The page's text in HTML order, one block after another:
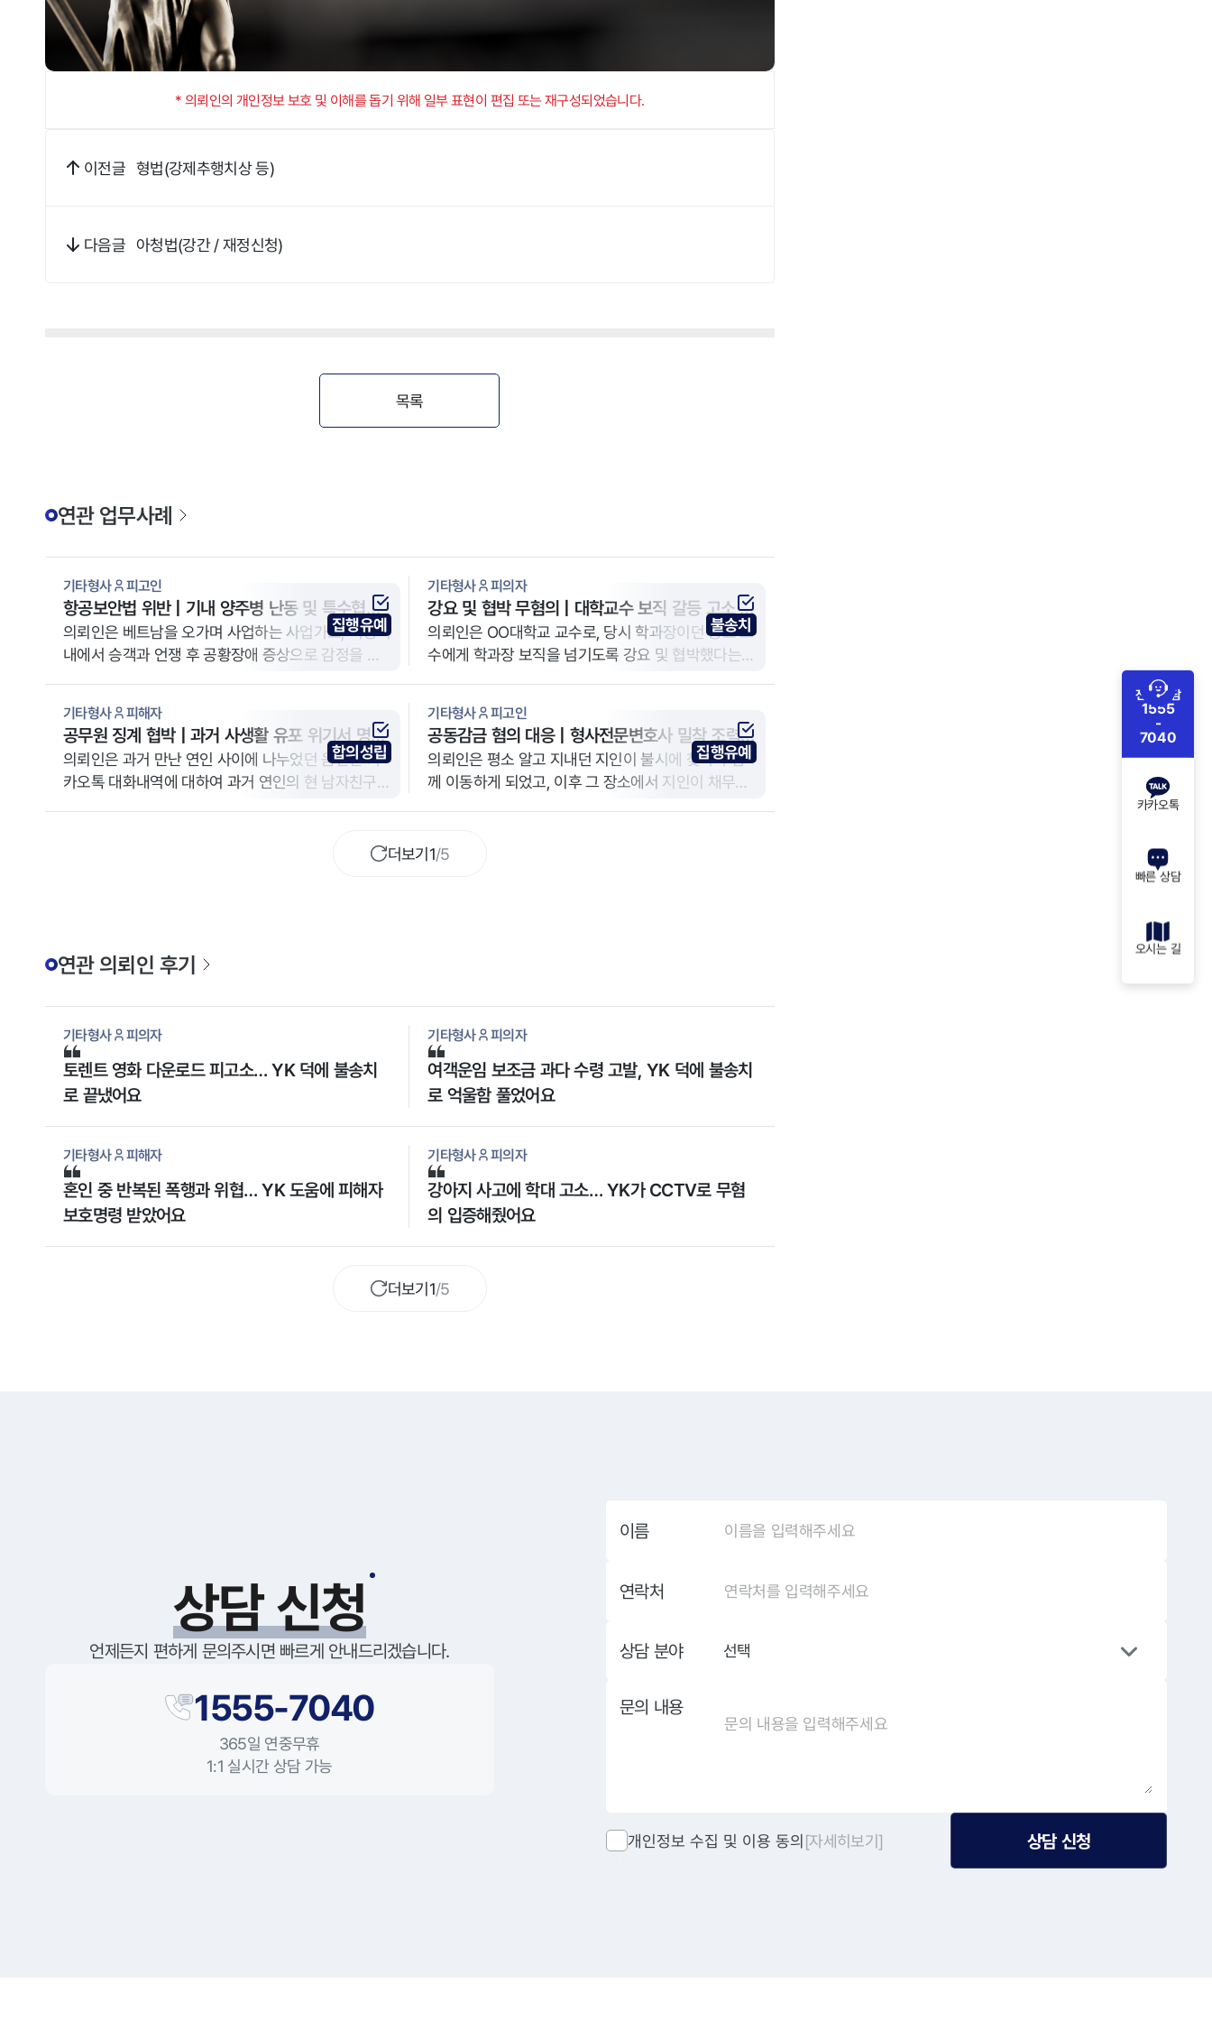
전화 상담
1555
-
7040
카카오톡
빠른 상담
오시는 길
* 의뢰인의 개인정보 보호 및 이해를 돕기 위해 일부 표현이 편집 또는 재구성되었습니다.
이전글 형법(강제추행치상 등)
다음글 아청법(강간 / 재정신청)
목록
연관 업무사례
기타형사 피고인
항공보안법 위반 | 기내 양주병 난동 및 특수협박
위기, 실형 면하고 선처 이끈 사례
의뢰인은 베트남을 오가며 사업하는 사업가로, 비행기
내에서 승객과 언쟁 후 공황장애 증상으로 감정을 제
에 어떻게 대응해야할지 알 수 없었던 의뢰인은 재판
을 앞두고 법무법인 YK 대구 분사무소를 방문하였습
니다.
집행유예
기타형사 피의자
강요 및 협박 무혐의 | 대학교수 보직 갈등 고소 사
건, 형사전문변호사 조력으로 불송치 결정
의뢰인은 OO대학교 교수로, 당시 학과장이던 동료 교
수에게 학과장 보직을 넘기도록 강요 및 협박했다는
대학 내 학과 정상화를 위해 학과장 보직을 맡으려던
상황에서 발생한 사안입니다.
불송치
기타형사 피해자
공무원 징계 협박 | 과거 사생활 유포 위기서 명예
훼손 및 징계 리스크 방어 성공
의뢰인은 과거 만난 연인 사이에 나누었던 음란한 카
카오톡 대화내역에 대하여 과거 연인의 현 남자친구가
협박에 대응하기 위해 법무법인 YK 수원 분사무소를
합의성립
기타형사 피고인
공동감금 혐의 대응 | 형사전문변호사 밀착 조력으
로 단순 가담 입증하여 집행유예 판결
의뢰인은 평소 알고 지내던 지인이 불시에 찾아와 함
께 이동하게 되었고, 이후 그 장소에서 지인이 채무자
담한 사실이 없음에도 공범으로 기소되자 당황하며 법
집행유예
더보기1/5
연관 의뢰인 후기
기타형사 피의자
토렌트 영화 다운로드 피고소… YK 덕에 불송치
로 끝냈어요
기타형사 피의자
여객운임 보조금 과다 수령 고발, YK 덕에 불송치
로 억울함 풀었어요
기타형사 피해자
혼인 중 반복된 폭행과 위협… YK 도움에 피해자
보호명령 받았어요
기타형사 피의자
강아지 사고에 학대 고소… YK가 CCTV로 무혐
의 입증해줬어요
더보기1/5
상담 신청
언제든지 편하게 문의주시면 빠르게 안내드리겠습니다.
1555-7040
365일 연중무휴
1:1 실시간 상담 가능
이름
연락처
상담 분야 선택
문의 내용
개인정보 수집 및 이용 동의[자세히보기] 상담 신청